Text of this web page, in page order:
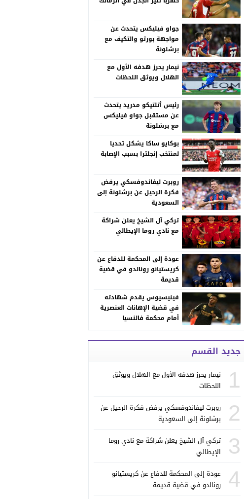
جواو فيليكس يتحدث عن
مواجهة بورتو والتكيف مع
برشلونة
نيمار يحرز هدفه الأول مع
الهلال ويوثق اللحظات
رئيس أتلتيكو مدريد يتحدث
عن مستقبل جواو فيليكس
مع برشلونة
بوكايو ساكا يشكل تحديا
لمنتخب إنجلترا بسبب الإصابة
روبرت ليفاندوفسكي يرفض
فكرة الرحيل عن برشلونة إلى
السعودية
تركي آل الشيخ يعلن شراكة
مع نادي روما الإيطالي
عودة إلى المحكمة للدفاع عن
كريستيانو رونالدو في قضية
قديمة
فينيسيوس يقدم شهادته
في قضية الإهانات العنصرية
أمام محكمة فالنسيا
جديد القسم
1
نيمار يحرز هدفه الأول مع الهلال ويوثق
اللحظات
2
روبرت ليفاندوفسكي يرفض فكرة الرحيل عن
برشلونة إلى السعودية
3
تركي آل الشيخ يعلن شراكة مع نادي روما
الإيطالي
4
عودة إلى المحكمة للدفاع عن كريستيانو
رونالدو في قضية قديمة